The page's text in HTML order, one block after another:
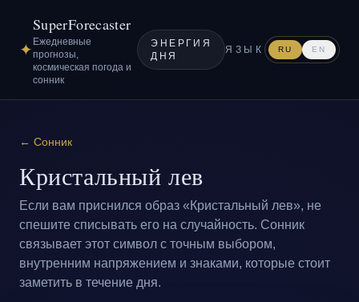
✦
SuperForecaster
Ежедневные
прогнозы,
космическая погода и
сонник
ЭНЕРГИЯ
ДНЯ
ЯЗЫК RU EN
← Сонник
Кристальный лев
Если вам приснился образ «Кристальный лев», не
спешите списывать его на случайность. Сонник
связывает этот символ с точным выбором,
внутренним напряжением и знаками, которые стоит
заметить в течение дня.